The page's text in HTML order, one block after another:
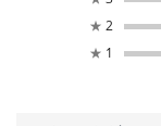
★ 2
★ 1